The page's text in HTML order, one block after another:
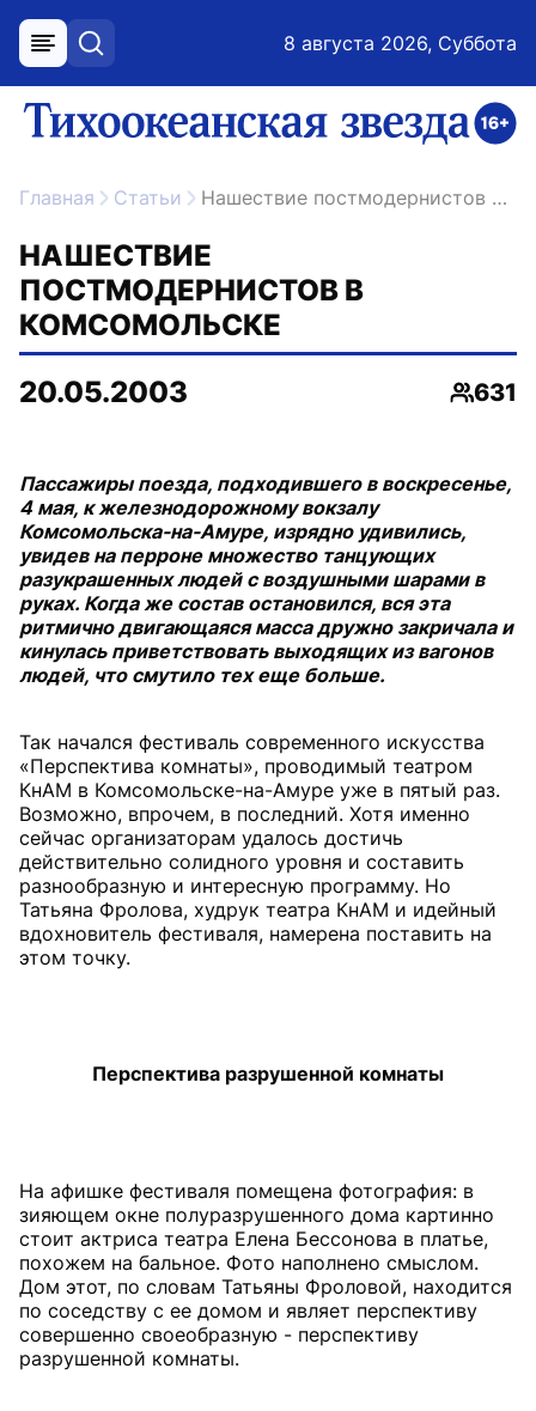
меню поиск 8 августа 2026, Суббота
ссылка на главную
Главная Статьи Нашествие постмодернистов в Комсомольске
НАШЕСТВИЕ
ПОСТМОДЕРНИСТОВ В
КОМСОМОЛЬСКЕ
20.05.2003
631
Пассажиры поезда, подходившего в воскресенье,
4 мая, к железнодорожному вокзалу
Комсомольска-на-Амуре, изрядно удивились,
увидев на перроне множество танцующих
разукрашенных людей с воздушными шарами в
руках. Когда же состав остановился, вся эта
ритмично двигающаяся масса дружно закричала и
кинулась приветствовать выходящих из вагонов
людей, что смутило тех еще больше.
Так начался фестиваль современного искусства
«Перспектива комнаты», проводимый театром
КнАМ в Комсомольске-на-Амуре уже в пятый раз.
Возможно, впрочем, в последний. Хотя именно
сейчас организаторам удалось достичь
действительно солидного уровня и составить
разнообразную и интересную программу. Но
Татьяна Фролова, худрук театра КнАМ и идейный
вдохновитель фестиваля, намерена поставить на
этом точку.
Перспектива разрушенной комнаты
На афишке фестиваля помещена фотография: в
зияющем окне полуразрушенного дома картинно
стоит актриса театра Елена Бессонова в платье,
похожем на бальное. Фото наполнено смыслом.
Дом этот, по словам Татьяны Фроловой, находится
по соседству с ее домом и являет перспективу
совершенно своеобразную - перспективу
разрушенной комнаты.